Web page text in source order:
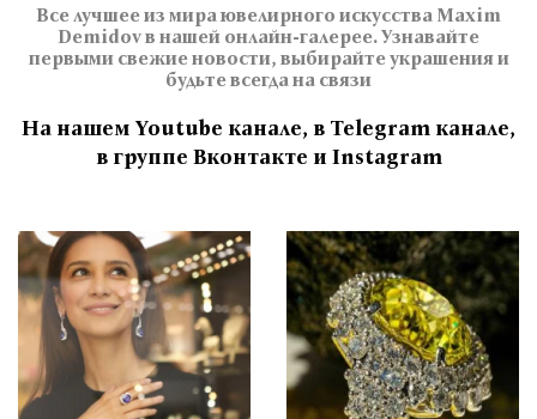
Все лучшее из мира ювелирного искусства Maxim
Demidov в нашей онлайн-галерее. Узнавайте
первыми свежие новости, выбирайте украшения и
будьте всегда на связи
На нашем Youtube канале, в Telegram канале,
в группе Вконтакте и Instagram